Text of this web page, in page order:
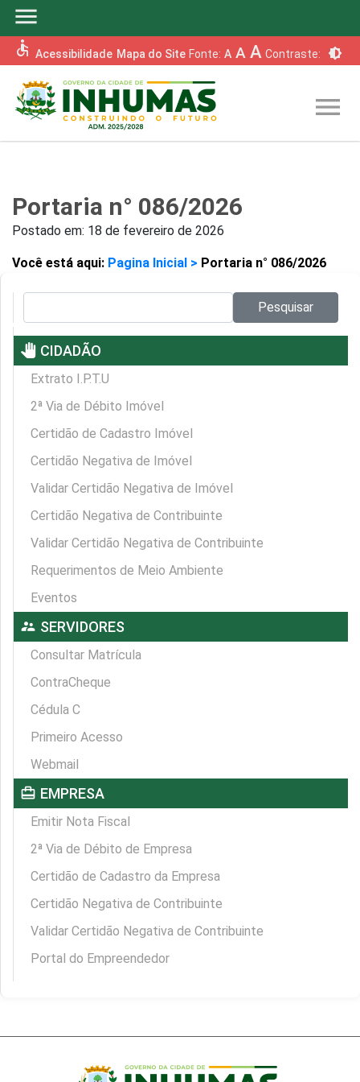
menu
accessible Acessibilidade Mapa do Site Fonte: A A A Contraste: brightness_6
menu
Portaria n° 086/2026
Postado em: 18 de fevereiro de 2026
Você está aqui: Pagina Inicial > Portaria n° 086/2026
Pesquisar
pan_tool CIDADÃO
Extrato I.P.T.U
2ª Via de Débito Imóvel
Certidão de Cadastro Imóvel
Certidão Negativa de Imóvel
Validar Certidão Negativa de Imóvel
Certidão Negativa de Contribuinte
Validar Certidão Negativa de Contribuinte
Requerimentos de Meio Ambiente
Eventos
supervisor_account SERVIDORES
Consultar Matrícula
ContraCheque
Cédula C
Primeiro Acesso
Webmail
card_travel EMPRESA
Emitir Nota Fiscal
2ª Via de Débito de Empresa
Certidão de Cadastro da Empresa
Certidão Negativa de Contribuinte
Validar Certidão Negativa de Contribuinte
Portal do Empreendedor